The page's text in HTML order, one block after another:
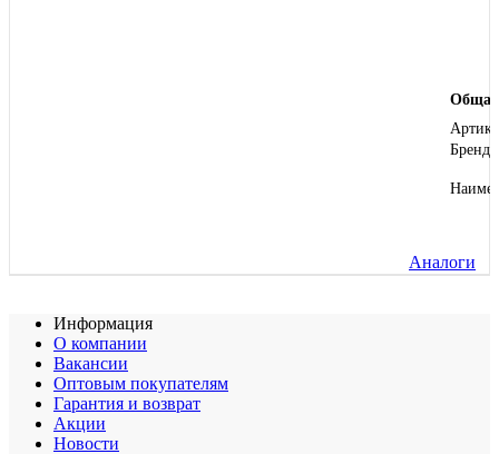
Бренд
Аналоги
Информация
О компании
Вакансии
Оптовым покупателям
Гарантия и возврат
Акции
Новости